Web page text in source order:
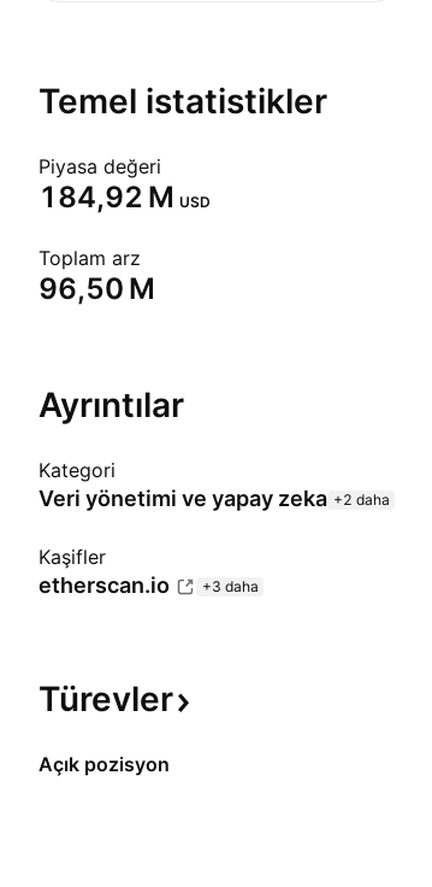
Temel istatistikler
Piyasa değeri
‪184,92 M‬ USD
Toplam arz
‪96,50 M‬
Ayrıntılar
Kategori
Veri yönetimi ve yapay zeka +2 daha
Kaşifler
etherscan.io +3 daha
Türevler
Açık pozisyon